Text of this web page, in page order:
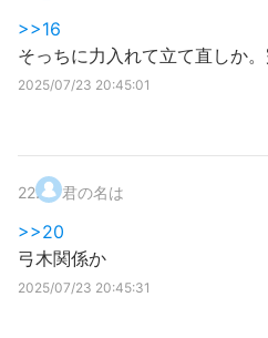
>>16
そっちに力入れて立て直しか
2025/07/23 20:45:01
22. 君の名は
>>20
弓木関係か
2025/07/23 20:45:31